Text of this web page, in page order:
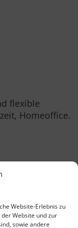
Website-Erlebnis zu
Website und zur
sowie andere
flexible
Homeoffice.